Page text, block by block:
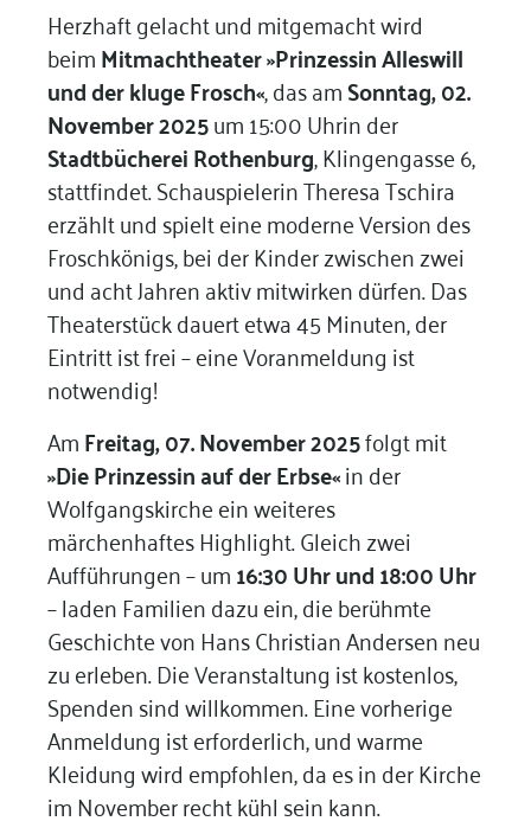
Herzhaft gelacht und mitgemacht wird
beimMitmachtheater »Prinzessin Alleswill
und der kluge Frosch«, das amSonntag, 02.
November 2025um 15:00 Uhrin der
Stadtbücherei Rothenburg, Klingengasse 6,
stattfindet. Schauspielerin Theresa Tschira
erzählt und spielt eine moderne Version des
Froschkönigs, bei der Kinder zwischen zwei
und acht Jahren aktiv mitwirken dürfen. Das
Theaterstück dauert etwa 45 Minuten, der
Eintritt ist frei – eine Voranmeldung ist
notwendig!
AmFreitag, 07. November 2025folgt mit
»Die Prinzessin auf der Erbse«in der
Wolfgangskirche ein weiteres
märchenhaftes Highlight. Gleich zwei
Aufführungen – um16:30 Uhr und 18:00 Uhr
– laden Familien dazu ein, die berühmte
Geschichte von Hans Christian Andersen neu
zu erleben. Die Veranstaltung ist kostenlos,
Spenden sind willkommen. Eine vorherige
Anmeldung ist erforderlich, und warme
Kleidung wird empfohlen, da es in der Kirche
im November recht kühl sein kann.